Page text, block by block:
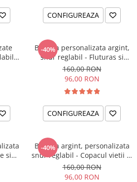
CONFIGUREAZA
-40%
Bratara personalizata argint,
snur reglabil - Fluturas si
Cristal
160,00 RON
96,00 RON
CONFIGUREAZA
si
-40%
Bratara argint, personalizata
snur reglabil - Copacul vietii si
Cristal
160,00 RON
96,00 RON